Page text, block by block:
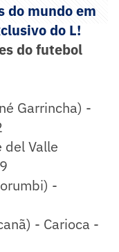
do mundo em
do L!
do futebol
Garrincha) -
Valle
-
- Carioca -